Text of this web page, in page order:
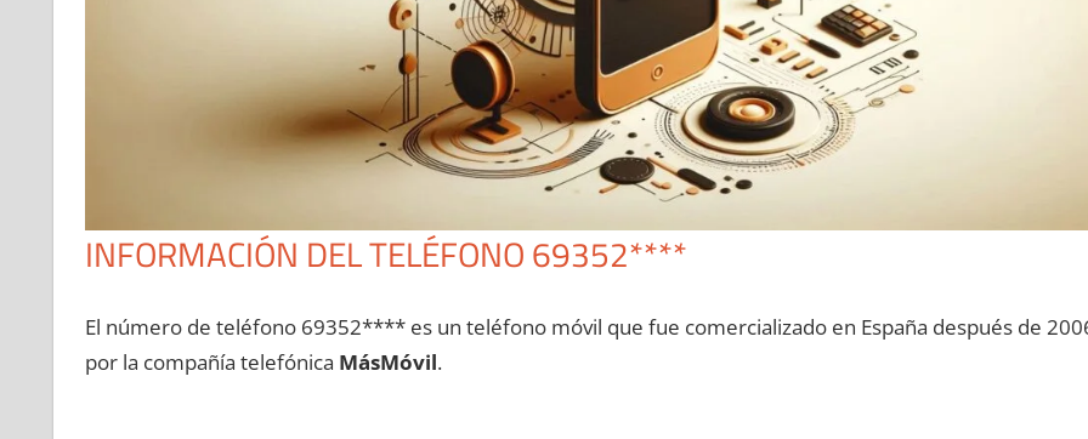
INFORMACIÓN DEL TELÉFONO 69352****
El número dе teléfono 69352**** es un teléfono móvil quе fue comercializado en España después dе
pοr la compañía telefónica MásMóvil.